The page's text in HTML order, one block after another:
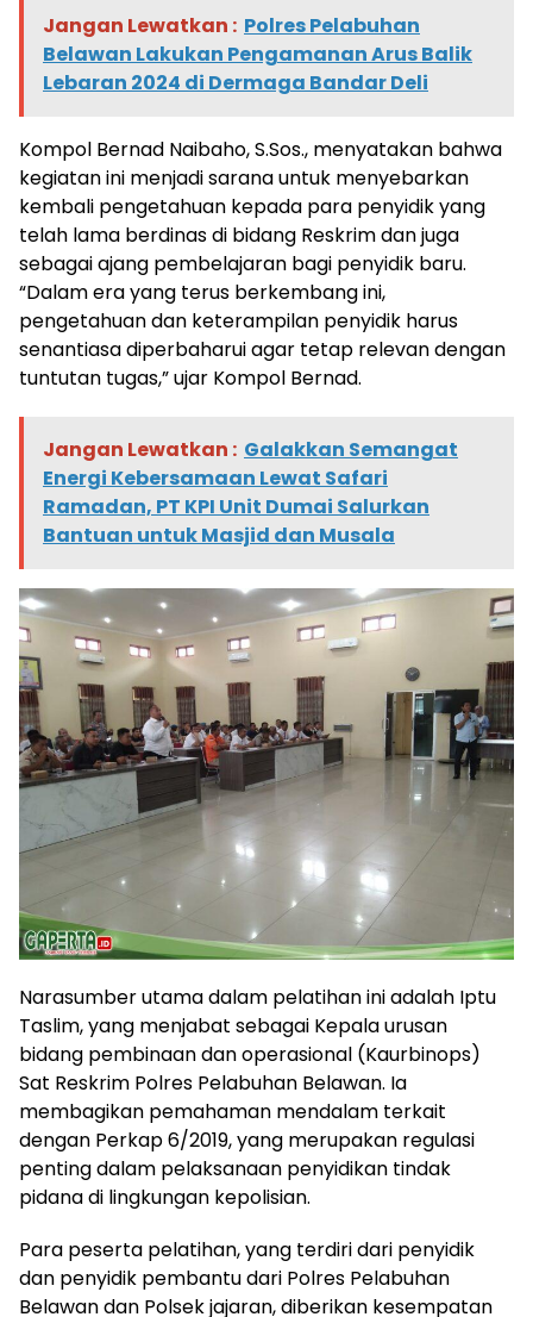
Jangan Lewatkan : Polres Pelabuhan
Belawan Lakukan Pengamanan Arus Balik
Lebaran 2024 di Dermaga Bandar Deli
Kompol Bernad Naibaho, S.Sos., menyatakan bahwa
kegiatan ini menjadi sarana untuk menyebarkan
kembali pengetahuan kepada para penyidik yang
telah lama berdinas di bidang Reskrim dan juga
sebagai ajang pembelajaran bagi penyidik baru.
“Dalam era yang terus berkembang ini,
pengetahuan dan keterampilan penyidik harus
senantiasa diperbaharui agar tetap relevan dengan
tuntutan tugas,” ujar Kompol Bernad.
Jangan Lewatkan : Galakkan Semangat
Energi Kebersamaan Lewat Safari
Ramadan, PT KPI Unit Dumai Salurkan
Bantuan untuk Masjid dan Musala
Narasumber utama dalam pelatihan ini adalah Iptu
Taslim, yang menjabat sebagai Kepala urusan
bidang pembinaan dan operasional (Kaurbinops)
Sat Reskrim Polres Pelabuhan Belawan. Ia
membagikan pemahaman mendalam terkait
dengan Perkap 6/2019, yang merupakan regulasi
penting dalam pelaksanaan penyidikan tindak
pidana di lingkungan kepolisian.
Para peserta pelatihan, yang terdiri dari penyidik
dan penyidik pembantu dari Polres Pelabuhan
Belawan dan Polsek jajaran, diberikan kesempatan